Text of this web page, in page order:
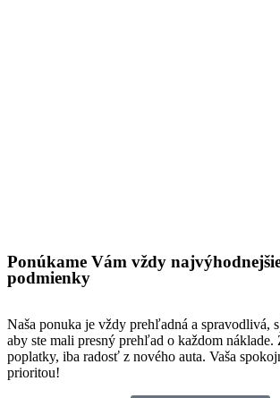
Ponúkame Vám vždy
podmienky
Naša ponuka je vždy prehľadná a spravodlivá,
aby ste mali presný prehľad o každom náklade.
poplatky, iba radosť z nového auta. Vaša
prioritou!